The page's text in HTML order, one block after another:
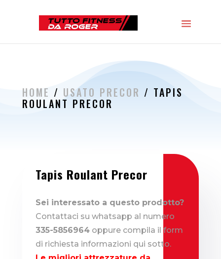
HOME / USATO PRECOR / TAPIS
ROULANT PRECOR
Tapis Roulant Precor
Sei interessato a questo prodotto?
Contattaci su whatsapp al numero
335-5856964 oppure compila il form
di richiesta informazioni qui sotto.